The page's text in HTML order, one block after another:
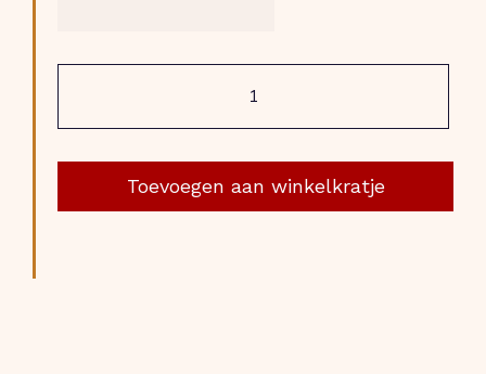
aantal
Toevoegen aan winkelkratje